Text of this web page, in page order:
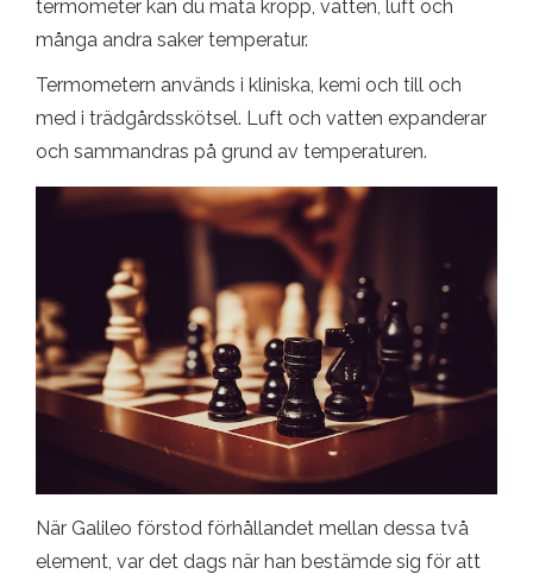
termometer kan du mäta kropp, vatten, luft och
många andra saker temperatur.
Termometern används i kliniska, kemi och till och
med i trädgårdsskötsel. Luft och vatten expanderar
och sammandras på grund av temperaturen.
När Galileo förstod förhållandet mellan dessa två
element, var det dags när han bestämde sig för att